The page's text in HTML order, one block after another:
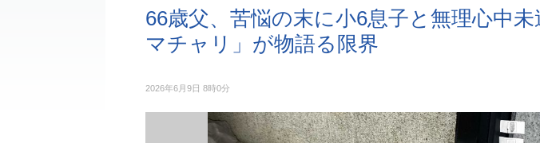
66歳父、苦悩の末に小6息子と無理心中
マチャリ」が物語る限界
2026年6月9日 8時0分